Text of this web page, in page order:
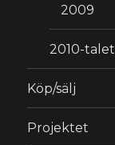
2009
2010-talet
Köp/sälj
Projektet